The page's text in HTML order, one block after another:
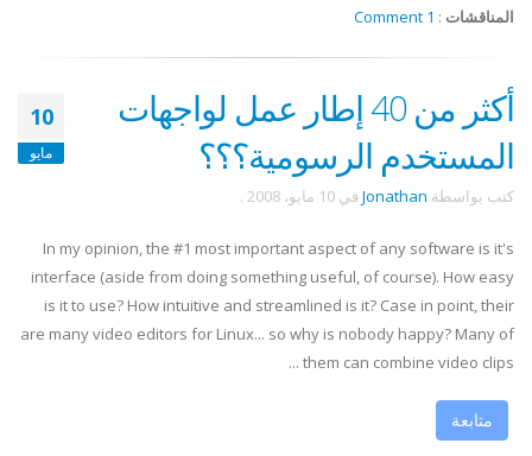
المناقشات :
1 Comment
10
مايو
أكثر من 40 إطار عمل لواجهات
المستخدم الرسومية؟؟؟
كتب بواسطة Jonathan في 10 مايو، 2008 .
In my opinion, the #1 most important aspect of any software is it's
interface (aside from doing something useful, of course). How easy
is it to use? How intuitive and streamlined is it? Case in point, their
are many video editors for Linux... so why is nobody happy? Many of
them can combine video clips ...
متابعة